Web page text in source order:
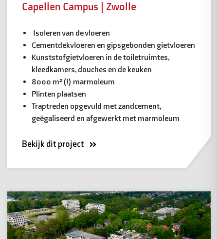
Capellen Campus | Zwolle
Isoleren van de vloeren
Cementdekvloeren en gipsgebonden gietvloeren
Kunststofgietvloeren in de toiletruimtes,
kleedkamers, douches en de keuken
8000 m² (!) marmoleum
Plinten plaatsen
Traptreden opgevuld met zandcement,
geëgaliseerd en afgewerkt met marmoleum
Bekijk dit project